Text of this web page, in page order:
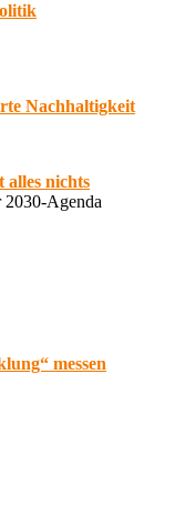
Nachhaltigkeit
alles nichts
Agenda
messen